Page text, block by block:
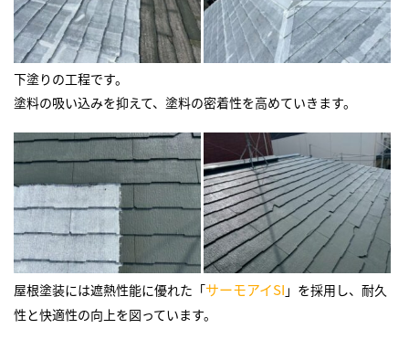
下塗りの工程です。
塗料の吸い込みを抑えて、塗料の密着性を高めていきます。
屋根塗装には遮熱性能に優れた「サーモアイSI 」を採用し、耐久
性と快適性の向上を図っています。